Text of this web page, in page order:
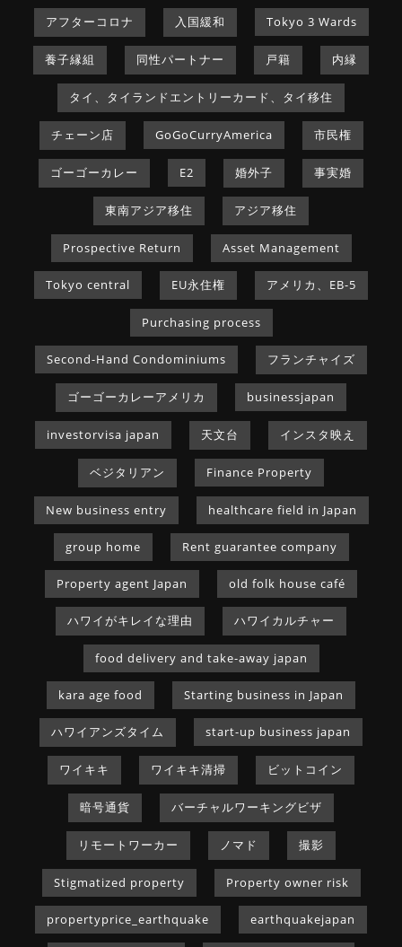
アフターコロナ 入国緩和 Tokyo 3 Wards
養子縁組 同性パートナー 戸籍 内縁
タイ、タイランドエントリーカード、タイ移住
チェーン店 GoGoCurryAmerica 市民権
ゴーゴーカレー E2 婚外子 事実婚
東南アジア移住 アジア移住
Prospective Return Asset Management
Tokyo central EU永住権 アメリカ、EB-5
Purchasing process
Second-Hand Condominiums フランチャイズ
ゴーゴーカレーアメリカ businessjapan
investorvisa japan 天文台 インスタ映え
ベジタリアン Finance Property
New business entry healthcare field in Japan
group home Rent guarantee company
Property agent Japan old folk house café
ハワイがキレイな理由 ハワイカルチャー
food delivery and take-away japan
kara age food Starting business in Japan
ハワイアンズタイム start-up business japan
ワイキキ ワイキキ清掃 ビットコイン
暗号通貨 バーチャルワーキングビザ
リモートワーカー ノマド 撮影
Stigmatized property Property owner risk
propertyprice_earthquake earthquakejapan